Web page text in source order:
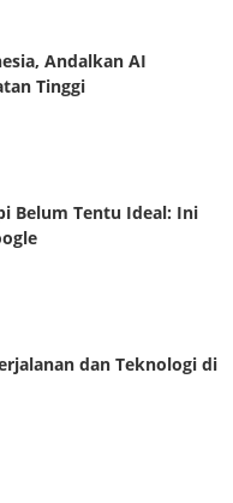
Andalkan AI
Tinggi
Belum Tentu Ideal: Ini
dan Teknologi di